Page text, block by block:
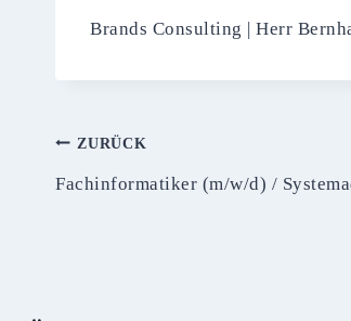
Brands Consulting | Herr
Beitragsnavigation
ZURÜCK
Fachinformatiker (m/w/d) /